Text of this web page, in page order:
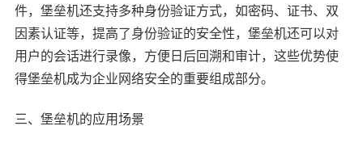
件，堡垒机还支持多种身份验证方式，如密码、证书、双
因素认证等，提高了身份验证的安全性，堡垒机还可以对
用户的会话进行录像，方便日后回溯和审计，这些优势使
得堡垒机成为企业网络安全的重要组成部分。
三、堡垒机的应用场景